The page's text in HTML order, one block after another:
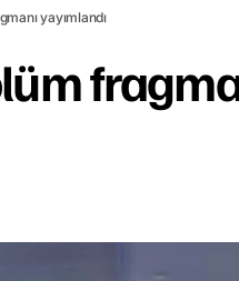
Mucize Doktor 41.
yayımlandı